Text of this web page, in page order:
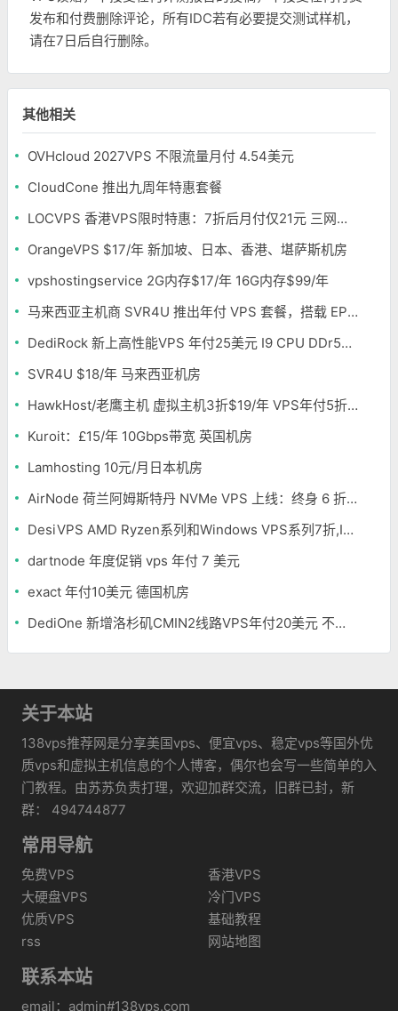
发布和付费删除评论，所有IDC若有必要提交测试样机，
请在7日后自行删除。
其他相关
OVHcloud 2027VPS 不限流量月付 4.54美元
CloudCone 推出九周年特惠套餐
LOCVPS 香港VPS限时特惠：7折后月付仅21元 三网优化BGP线路 可选原生IP
OrangeVPS $17/年 新加坡、日本、香港、堪萨斯机房
vpshostingservice 2G内存$17/年 16G内存$99/年
马来西亚主机商 SVR4U 推出年付 VPS 套餐，搭载 EPYC/至强铂金，支持支付宝
DediRock 新上高性能VPS 年付25美元 I9 CPU DDr5内存 纽约机房
SVR4U $18/年 马来西亚机房
HawkHost/老鹰主机 虚拟主机3折$19/年 VPS年付5折$25/年
Kuroit：£15/年 10Gbps带宽 英国机房
Lamhosting 10元/月日本机房
AirNode 荷兰阿姆斯特丹 NVMe VPS 上线：终身 6 折，€1.99/月起，2.5Tbit/s DDoS 防护
DesiVPS AMD Ryzen系列和Windows VPS系列7折,Intel系列年付11.6美元
dartnode 年度促销 vps 年付 7 美元
exact 年付10美元 德国机房
DediOne 新增洛杉矶CMIN2线路VPS年付20美元 不限流量
关于本站
138vps推荐网是分享美国vps、便宜vps、稳定vps等国外优
质vps和虚拟主机信息的个人博客，偶尔也会写一些简单的入
门教程。由苏苏负责打理，欢迎加群交流，旧群已封，新
群： 494744877
常用导航
免费VPS
香港VPS
大硬盘VPS
冷门VPS
优质VPS
基础教程
rss
网站地图
联系本站
email：admin#138vps.com